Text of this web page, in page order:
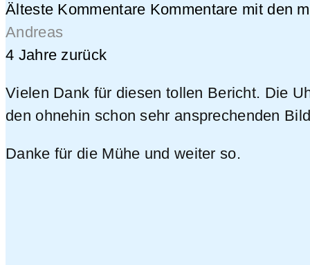
Älteste Kommentare Kommentare mit den
Andreas
4 Jahre zurück
Vielen Dank für diesen tollen Bericht. Die
den ohnehin schon sehr ansprechenden
Danke für die Mühe und weiter so.